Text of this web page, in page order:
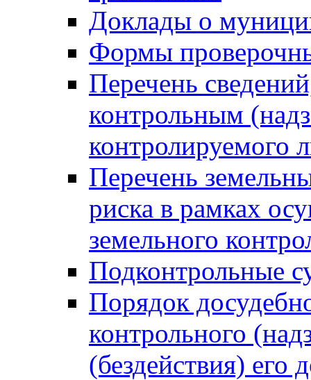
Доклады о
Формы
Перечень
контрольным
контролируемого
Перечень
риска в рамках
земельного
Подконтрольные
Порядок
контрольного
(бездействия)